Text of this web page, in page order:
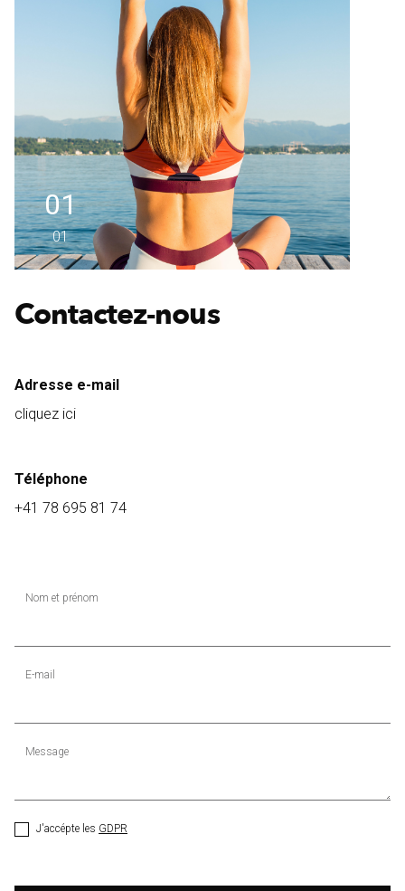
01
01
Contactez-nous
Adresse e-mail
cliquez ici
Téléphone
+41 78 695 81 74
Nom et prénom
E-mail
Message
J'accépte les GDPR